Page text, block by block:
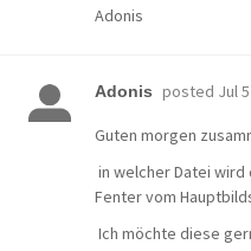
Adonis
Adonis posted Jul
Guten morgen
in welcher Datei
Fenter vom
Ich möchte diese